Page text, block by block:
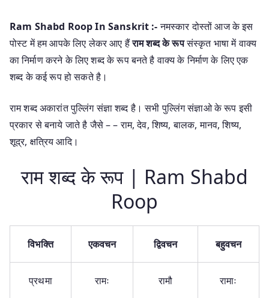
Ram Shabd Roop In Sanskrit :-नमस्कार दोस्तों आज के इस
पोस्ट में हम आपके लिए लेकर आए हैंराम शब्द के रूपसंस्कृत भाषा में वाक्य
का निर्माण करने के लिए शब्द के रूप बनते है वाक्य के निर्माण के लिए एक
शब्द के कई रूप हो सकते है।
राम शब्द अकारांत पुल्लिंग संज्ञा शब्द है। सभी पुल्लिंग संज्ञाओ के रूप इसी
प्रकार से बनाये जाते है जैसे – – राम, देव, शिष्य, बालक, मानव, शिष्य,
शूद्र, क्षत्रिय आदि।
राम शब्द के रूप | Ram Shabd
Roop
विभक्ति एकवचन द्विवचन बहुवचन
प्रथमा रामः रामौ रामाः